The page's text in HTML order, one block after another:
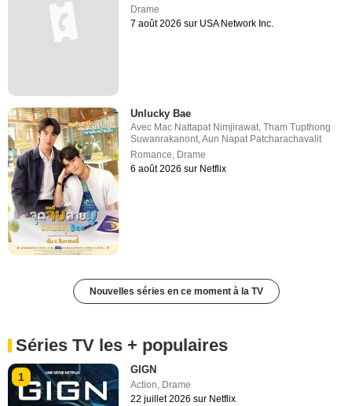
Drame
7 août 2026 sur USA Network Inc.
Unlucky Bae
Avec Mac Nattapat Nimjirawat,Tham Tupthong
Suwanrakanont,Aun Napat Patcharachavalit
Romance, Drame
6 août 2026 sur Netflix
Nouvelles séries en ce moment à la TV
Séries TV les + populaires
1
GIGN
Action, Drame
22 juillet 2026 sur Netflix